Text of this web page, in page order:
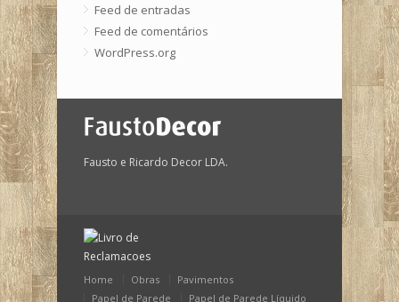
Feed de entradas
Feed de comentários
WordPress.org
Fausto e Ricardo Decor LDA.
Home Obras
Pavimentos
Papel de Parede
Papel de Parede Líquido